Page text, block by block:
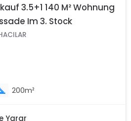
3.5+1 140 M² Wohnung
Im 3. Stock
200m²
Yarar